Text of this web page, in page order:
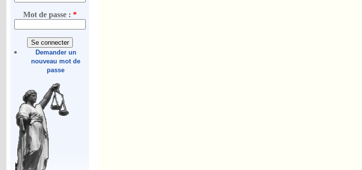
Mot de passe : *
Demander un
nouveau mot de
passe